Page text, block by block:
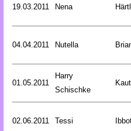
19.03.2011 Nena
04.04.2011 Nutella
01.05.2011
Harry
Schischke
02.06.2011 Tessi